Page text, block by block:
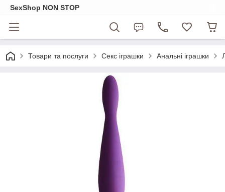
SexShop NON STOP
Товари та послуги Секс іграшки Анальні іграшки